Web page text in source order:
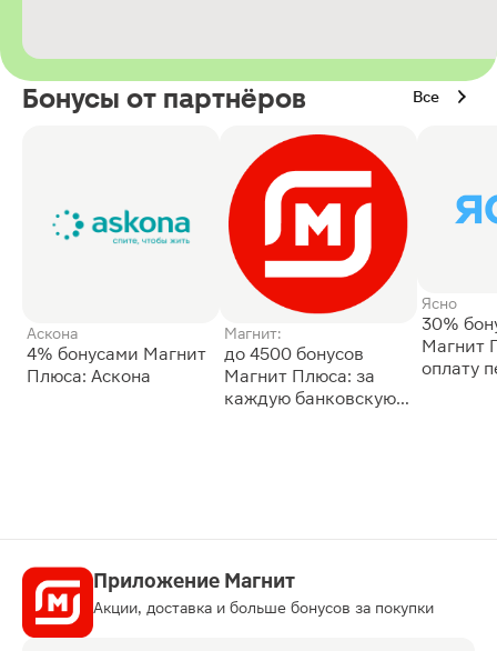
Бонусы от партнёров Все
Аскона
4% бонусами Магнит
Плюса: Аскона
Магнит:
до 4500 бонусов
Магнит Плюса: за
каждую банковскую
Ясно
30%
Магнит
оплату
Приложение Магнит
Акции, доставка и больше бонусов за покупки